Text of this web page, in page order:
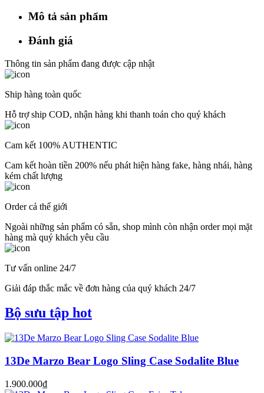
Mô tả sản phẩm
Đánh giá
Thông tin sản phẩm đang được cập nhật
Ship hàng toàn quốc
Hỗ trợ ship COD, nhận hàng khi thanh toán cho quý khách
Cam kết 100% AUTHENTIC
Cam kết hoàn tiền 200% nếu phát hiện hàng fake, hàng nhái, hàng
kém chất lượng
Order cả thế giới
Ngoài những sản phẩm có sẵn, shop mình còn nhận order mọi mặt
hàng mà quý khách yêu cầu
Tư vấn online 24/7
Giải đáp thắc mắc về đơn hàng của quý khách 24/7
Bộ sưu tập hot
13De Marzo Bear Logo Sling Case Sodalite Blue
1.900.000₫